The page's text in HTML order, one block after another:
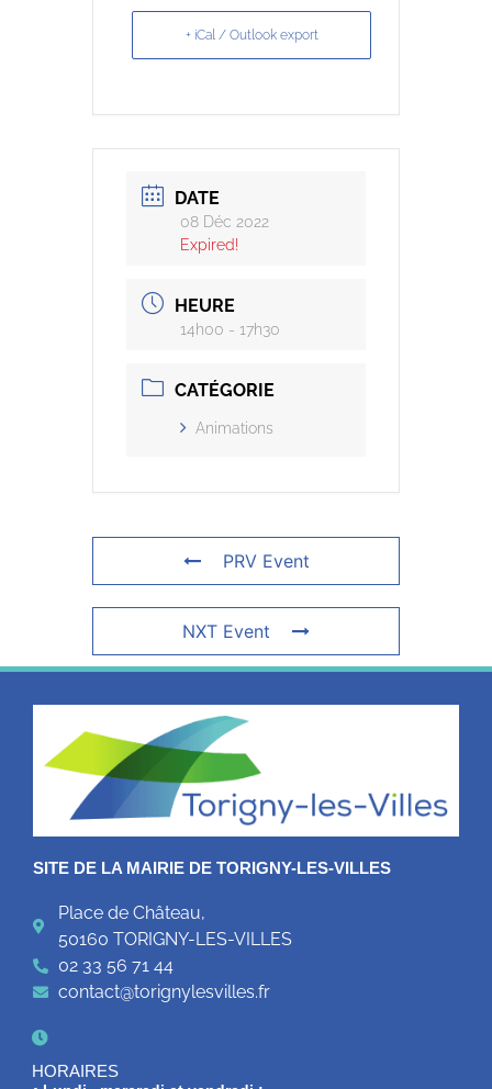
+ iCal / Outlook export
DATE
08 Déc 2022
Expired!
HEURE
14h00 - 17h30
CATÉGORIE
Animations
PRV Event
NXT Event
SITE DE LA MAIRIE DE TORIGNY-LES-VILLES
Place de Château,
50160 TORIGNY-LES-VILLES
02 33 56 71 44
contact@torignylesvilles.fr
HORAIRES